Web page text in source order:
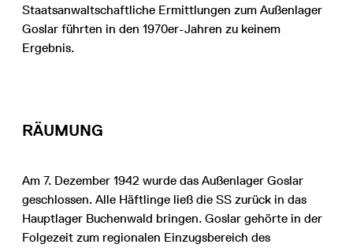
Staatsanwaltschaftliche Ermittlungen zum Außenlager
Goslar führten in den 1970er-Jahren zu keinem
Ergebnis.
RÄUMUNG
Am 7. Dezember 1942 wurde das Außenlager Goslar
geschlossen. Alle Häftlinge ließ die SS zurück in das
Hauptlager Buchenwald bringen. Goslar gehörte in der
Folgezeit zum regionalen Einzugsbereich des